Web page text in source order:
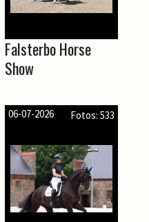
Falsterbo Horse
Show
06-07-2026 Fotos: 533